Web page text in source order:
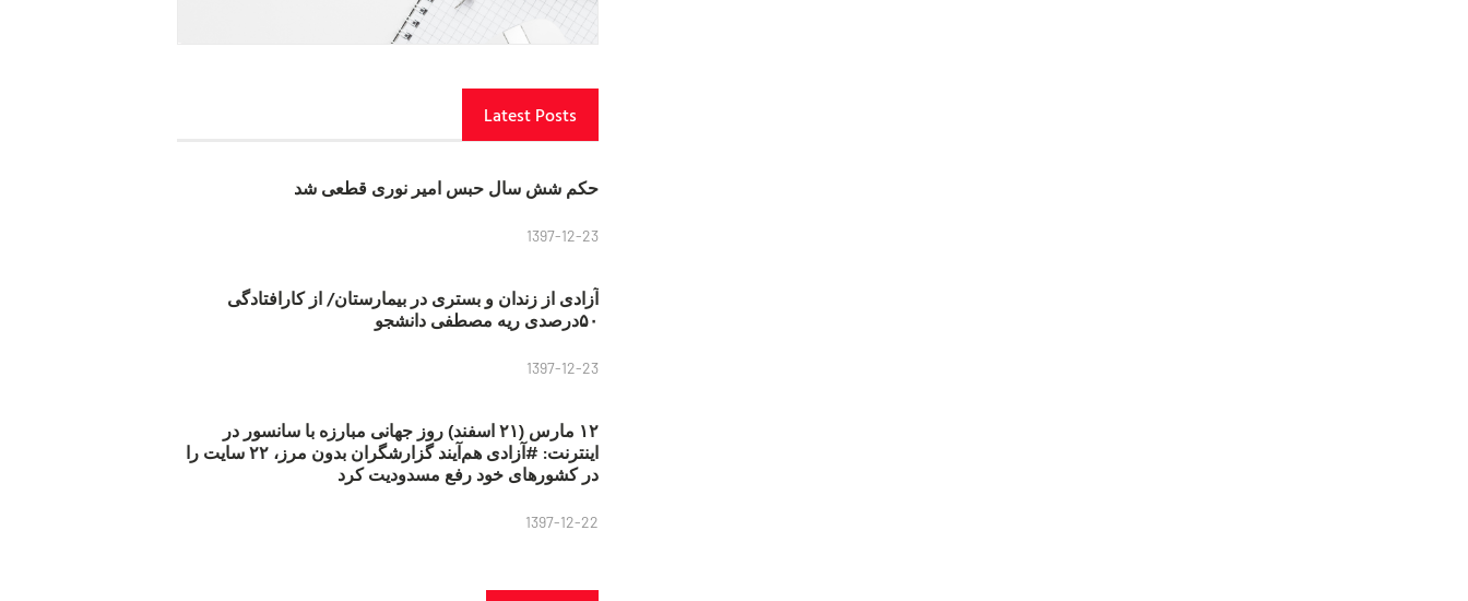
Latest Posts
حکم شش سال حبس امیر نوری قطعی شد
1397-12-23
آزادی از زندان و بستری در بیمارستان/ از کارافتادگی
۵۰درصدی ریه مصطفی دانشجو
1397-12-23
۱۲ مارس (۲۱ اسفند) روز جهانی مبارزه با سانسور در
اینترنت: #آزادی هم‌آیند گزارشگران‌ بدون مرز، ۲۲ سایت را
در کشورهای خود رفع مسدودیت کرد
1397-12-22